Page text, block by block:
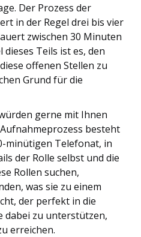
Der Prozess der
in der Regel drei bis vier
zwischen 30 Minuten
dieses Teils ist es, den
offenen Stellen zu
Grund für die
gerne mit Ihnen
besteht
minütigen Telefonat, in
der Rolle selbst und die
Rollen suchen,
was sie zu einem
der perfekt in die
dabei zu unterstützen,
erreichen.